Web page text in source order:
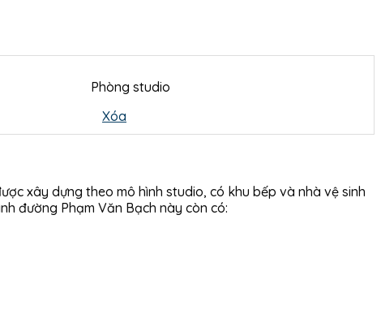
Phòng studio
Xóa
xây dựng theo mô hình studio, có khu bếp và nhà vệ sinh
đường Phạm Văn Bạch này còn có: